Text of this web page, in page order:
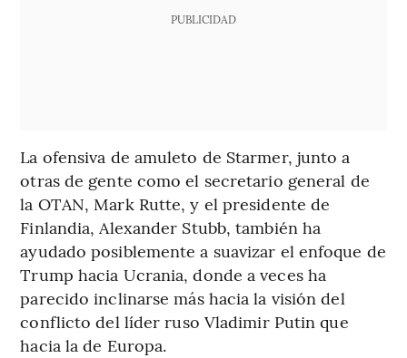
PUBLICIDAD
La ofensiva de amuleto de Starmer, junto a
otras de gente como el secretario general de
la OTAN, Mark Rutte, y el presidente de
Finlandia, Alexander Stubb, también ha
ayudado posiblemente a suavizar el enfoque de
Trump hacia Ucrania, donde a veces ha
parecido inclinarse más hacia la visión del
conflicto del líder ruso Vladimir Putin que
hacia la de Europa.